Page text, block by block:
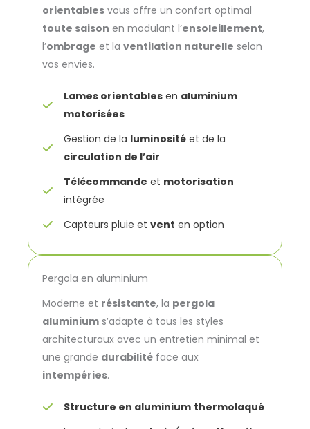
orientables vous offre un confort optimal
toute saison en modulant l’ensoleillement,
l’ombrage et la ventilation naturelle selon
vos envies.
Lames orientables en aluminium
motorisées
Gestion de la luminosité et de la
circulation de l’air
Télécommande et motorisation
intégrée
Capteurs pluie et vent en option
Pergola en aluminium
Moderne et résistante, la pergola
aluminium s’adapte à tous les styles
architecturaux avec un entretien minimal et
une grande durabilité face aux
intempéries.
Structure en aluminium thermolaqué